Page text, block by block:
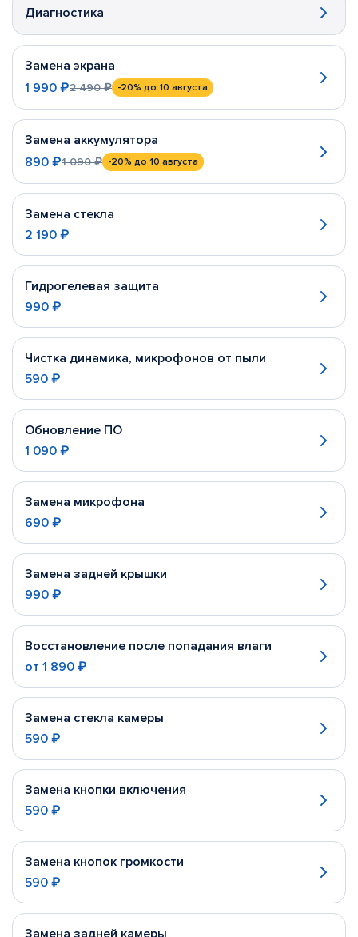
Диагностика
Замена экрана
1 990 ₽2 490 ₽ -20% до 10 августа
Замена аккумулятора
890 ₽1 090 ₽ -20% до 10 августа
Замена стекла
2 190 ₽
Гидрогелевая защита
990 ₽
Чистка динамика, микрофонов от пыли
590 ₽
Обновление ПО
1 090 ₽
Замена микрофона
690 ₽
Замена задней крышки
990 ₽
Восстановление после попадания влаги
от 1 890 ₽
Замена стекла камеры
590 ₽
Замена кнопки включения
590 ₽
Замена кнопок громкости
590 ₽
Замена задней камеры